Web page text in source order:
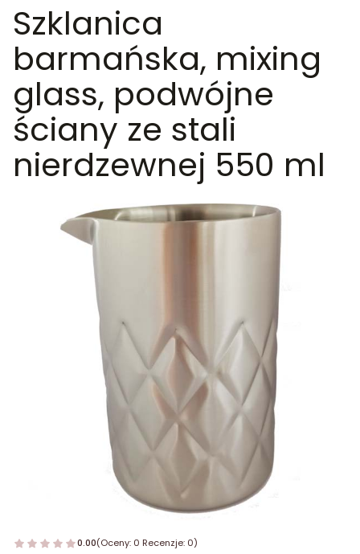
Szklanica
barmańska, mixing
glass, podwójne
ściany ze stali
nierdzewnej 550 ml
0.00(Oceny: 0 Recenzje: 0)